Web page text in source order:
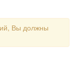
Вы должны